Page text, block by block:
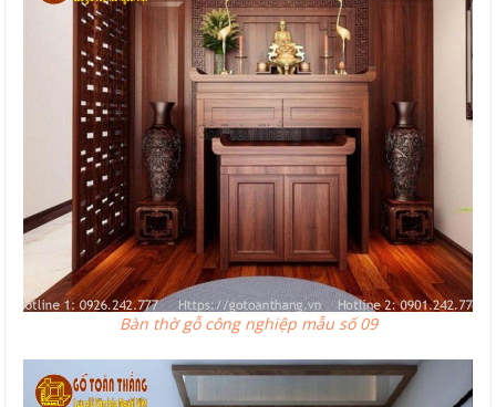
Bàn thờ gỗ công nghiệp mẫu số 09